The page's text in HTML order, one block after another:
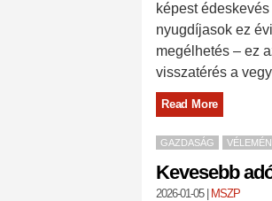
képest
nyugdíjasok ez
megélhetés – ez
visszatérés a
Read More
GAZDASÁG
Kevesebb
2026-01-05| MSZP